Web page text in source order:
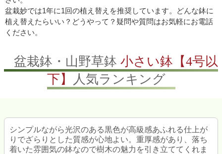
盆栽妙では1年に1回の植え替えを推奨しています。どんな鉢に
植え替えたらいい？どうやって？疑問や質問はお気軽にお電話
ください。
盆栽鉢・山野草鉢 小さい鉢【4号以
下】
人気ランキング
シンプルながら光沢のある黒色が高級感あふれる仕上が
りでざらりとした質感が心地よい。重厚感があり、落ち
着いた雰囲気の鉢なので樹木の魅力を引き立ててくれま